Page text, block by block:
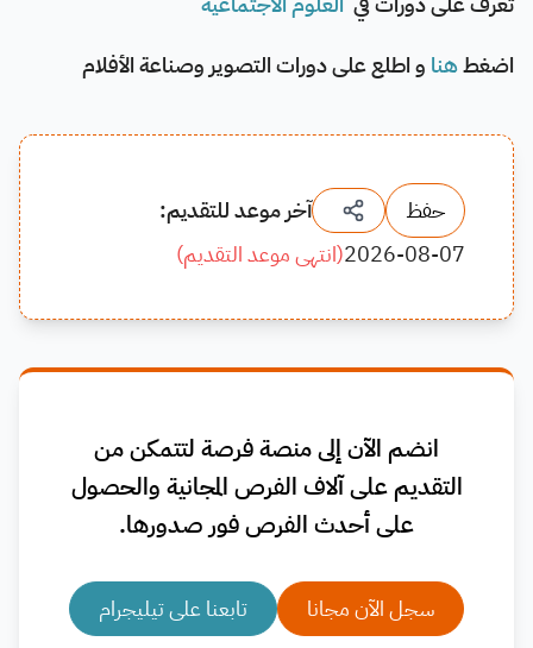
اضغطهنا و اطلع على دورات التصوير وصناعة الأفلام
حفظ
آخر موعد للتقديم:
2026-08-07
(انتهى موعد التقديم)
انضم الآن إلى منصة فرصة لتتمكن من
التقديم على آلاف الفرص المجانية والحصول
على أحدث الفرص فور صدورها.
سجل الآن مجانا تابعنا على تيليجرام